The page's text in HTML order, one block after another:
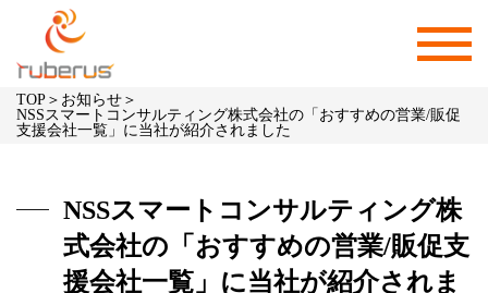
TOP ＞ お知らせ ＞
NSSスマートコンサルティング株式会社の「おすすめの営業/販促
支援会社一覧」に当社が紹介されました
NSSスマートコンサルティング株
式会社の「おすすめの営業/販促支
援会社一覧」に当社が紹介されま